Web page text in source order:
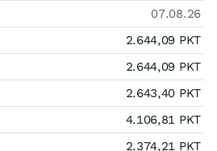
07.08.26
2.644,09 PKT
2.644,09 PKT
2.643,40 PKT
4.106,81 PKT
2.374,21 PKT